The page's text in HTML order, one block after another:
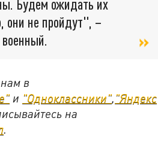
Будем ожидать их
они не пройдут", –
в
и "Одноклассники" "Яндекс
на